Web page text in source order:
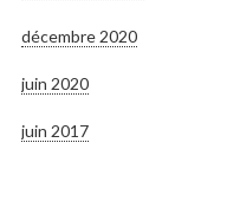
décembre 2020
juin 2020
juin 2017